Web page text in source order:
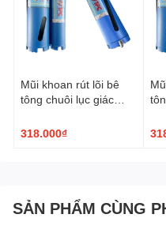
Mũi khoan rút lõi bê
tông chuôi lục giác
318.000₫
SẢN PHẨM CÙNG